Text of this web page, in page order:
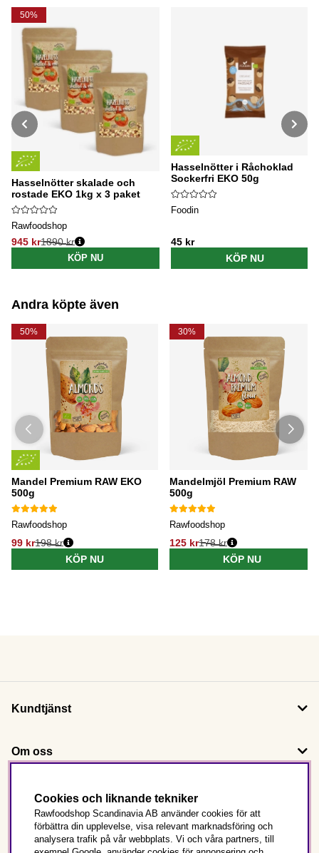
50%
Hasselnötter skalade och
rostade EKO 1kg x 3 paket
Rawfoodshop
945 kr
Ordinarie pris:
1890 kr
KÖP NU
Hasselnötter i Råchoklad
Sockerfri EKO 50g
Foodin
45 kr
KÖP NU
Andra köpte även
50%
Mandel Premium RAW EKO
500g
Rawfoodshop
99 kr198 kr
KÖP NU
30%
Mandelmjöl Premium RAW
500g
Rawfoodshop
125 kr178 kr
KÖP NU
Kundtjänst
Om oss
Följ oss
Det här är Rawfoodshop
Cookies och liknande tekniker
Rawfoodshop Scandinavia AB använder cookies för att
förbättra din upplevelse, visa relevant marknadsföring och
analysera trafik på vår webbplats. Vi och våra partners, till